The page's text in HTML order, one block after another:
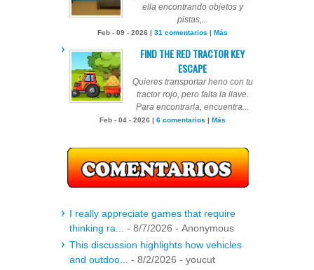
ella encontrando objetos y
pistas,...
Feb - 09 - 2026 | 31 comentarios | Más
FIND THE RED TRACTOR KEY
ESCAPE
Quieres transportar heno con tu
tractor rojo, pero falta la llave.
Para encontrarla, encuentra...
Feb - 04 - 2026 | 6 comentarios | Más
I really appreciate games that require
thinking ra...
- 8/7/2026 - Anonymous
This discussion highlights how vehicles
and outdoo...
- 8/2/2026 - youcut